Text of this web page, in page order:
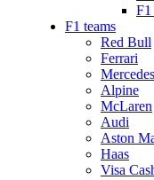
F1 teams
Red Bull
Ferrari
Mercedes
Alpine
McLaren
Audi
Aston
Haas
Visa